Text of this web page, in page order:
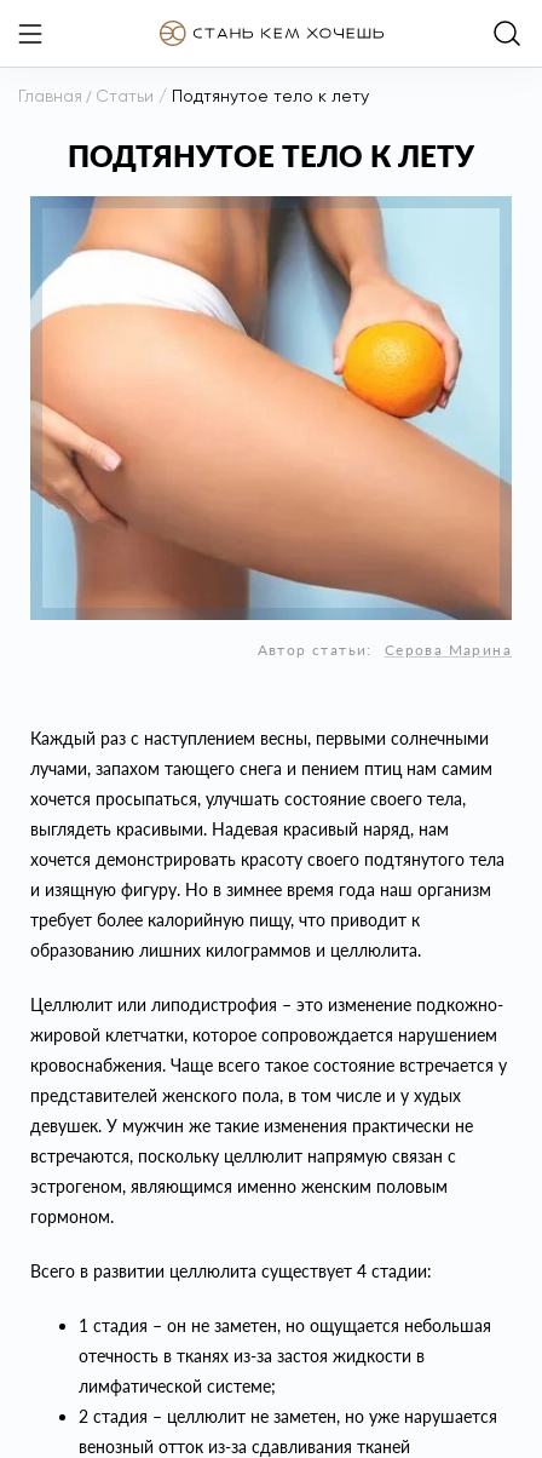
Главная / Статьи / Подтянутое тело к лету
ПОДТЯНУТОЕ ТЕЛО К ЛЕТУ
Автор статьи: Серова Марина
Каждый раз с наступлением весны, первыми солнечными
лучами, запахом тающего снега и пением птиц нам самим
хочется просыпаться, улучшать состояние своего тела,
выглядеть красивыми. Надевая красивый наряд, нам
хочется демонстрировать красоту своего подтянутого тела
и изящную фигуру. Но в зимнее время года наш организм
требует более калорийную пищу, что приводит к
образованию лишних килограммов и целлюлита.
Целлюлит или липодистрофия – это изменение подкожно-
жировой клетчатки, которое сопровождается нарушением
кровоснабжения. Чаще всего такое состояние встречается у
представителей женского пола, в том числе и у худых
девушек. У мужчин же такие изменения практически не
встречаются, поскольку целлюлит напрямую связан с
эстрогеном, являющимся именно женским половым
гормоном.
Всего в развитии целлюлита существует 4 стадии:
1 стадия – он не заметен, но ощущается небольшая
отечность в тканях из-за застоя жидкости в
лимфатической системе;
2 стадия – целлюлит не заметен, но уже нарушается
венозный отток из-за сдавливания тканей